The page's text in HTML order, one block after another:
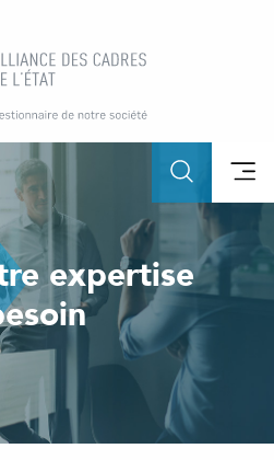
expertise